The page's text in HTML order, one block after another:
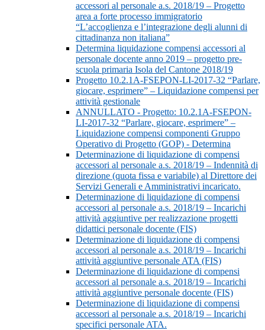
accessori al personale a.s. 2018/19 – Progetto
area a forte processo immigratorio
“L’accoglienza e l’integrazione degli alunni di
cittadinanza non italiana”
Determina liquidazione compensi accessori al
personale docente anno 2019 – progetto pre-
scuola primaria Isola del Cantone 2018/19
Progetto 10.2.1A-FSEPON-LI-2017-32 “Parlare,
giocare, esprimere” – Liquidazione compensi per
attività gestionale
ANNULLATO - Progetto: 10.2.1A-FSEPON-
LI-2017-32 “Parlare, giocare, esprimere” –
Liquidazione compensi componenti Gruppo
Operativo di Progetto (GOP) - Determina
Determinazione di liquidazione di compensi
accessori al personale a.s. 2018/19 – Indennità di
direzione (quota fissa e variabile) al Direttore dei
Servizi Generali e Amministrativi incaricato.
Determinazione di liquidazione di compensi
accessori al personale a.s. 2018/19 – Incarichi
attività aggiuntive per realizzazione progetti
didattici personale docente (FIS)
Determinazione di liquidazione di compensi
accessori al personale a.s. 2018/19 – Incarichi
attività aggiuntive personale ATA (FIS)
Determinazione di liquidazione di compensi
accessori al personale a.s. 2018/19 – Incarichi
attività aggiuntive personale docente (FIS)
Determinazione di liquidazione di compensi
accessori al personale a.s. 2018/19 – Incarichi
specifici personale ATA.